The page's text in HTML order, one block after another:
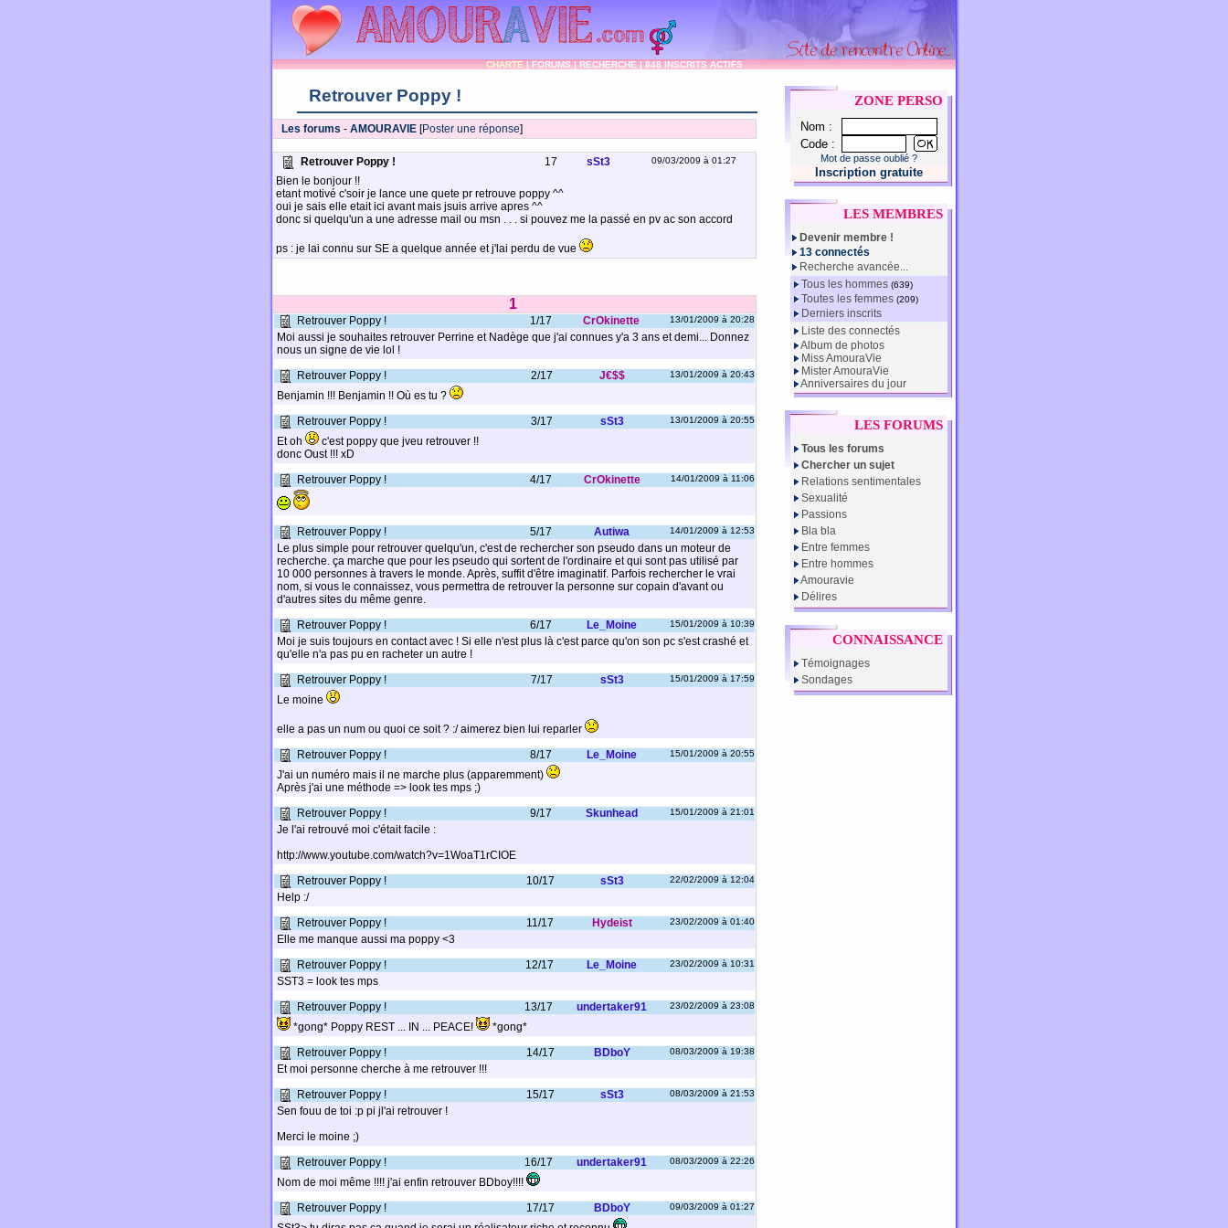
CHARTE|FORUMS|RECHERCHE|848 INSCRITS ACTIFS
Retrouver Poppy !
Les forums - AMOURAVIE [Poster une réponse]
Retrouver Poppy ! 17 sSt3 09/03/2009 à 01:27
Bien le bonjour !!
etant motivé c'soir je lance une quete pr retrouve poppy ^^
oui je sais elle etait ici avant mais jsuis arrive apres ^^
donc si quelqu'un a une adresse mail ou msn . . . si pouvez me la passé en pv ac son accord
ps : je lai connu sur SE a quelque année et j'lai perdu de vue
1
Retrouver Poppy ! 1/17 CrOkinette 13/01/2009 à 20:28
Moi aussi je souhaites retrouver Perrine et Nadège que j'ai connues y'a 3 ans et demi... Donnez
nous un signe de vie lol !
Retrouver Poppy !
2/17 J€$$ 13/01/2009 à 20:43
Benjamin !!! Benjamin !! Où es tu ?
Retrouver Poppy !
3/17 sSt3 13/01/2009 à 20:55
Et oh
c'est poppy que jveu retrouver !!
donc Oust !!! xD
Retrouver Poppy !
4/17 CrOkinette 14/01/2009 à 11:06
Retrouver Poppy ! 5/17 Autiwa 14/01/2009 à 12:53
Le plus simple pour retrouver quelqu'un, c'est de rechercher son pseudo dans un moteur de
recherche. ça marche que pour les pseudo qui sortent de l'ordinaire et qui sont pas utilisé par
10 000 personnes à travers le monde. Après, suffit d'être imaginatif. Parfois rechercher le vrai
nom, si vous le connaissez, vous permettra de retrouver la personne sur copain d'avant ou
d'autres sites du même genre.
Retrouver Poppy !
6/17 Le_Moine 15/01/2009 à 10:39
Moi je suis toujours en contact avec ! Si elle n'est plus là c'est parce qu'on son pc s'est crashé et
qu'elle n'a pas pu en racheter un autre !
Retrouver Poppy !
7/17 sSt3 15/01/2009 à 17:59
Le moine
elle a pas un num ou quoi ce soit ? :/ aimerez bien lui reparler
Retrouver Poppy !
8/17 Le_Moine 15/01/2009 à 20:55
J'ai un numéro mais il ne marche plus (apparemment)
Après j'ai une méthode => look tes mps ;)
Retrouver Poppy !
9/17 Skunhead 15/01/2009 à 21:01
Je l'ai retrouvé moi c'était facile :
http://www.youtube.com/watch?v=1WoaT1rCIOE
Retrouver Poppy !
10/17 sSt3 22/02/2009 à 12:04
Help :/
Retrouver Poppy !
11/17 Hydeist 23/02/2009 à 01:40
Elle me manque aussi ma poppy <3
Retrouver Poppy !
12/17 Le_Moine 23/02/2009 à 10:31
SST3 = look tes mps
Retrouver Poppy !
13/17 undertaker91 23/02/2009 à 23:08
*gong* Poppy REST ... IN ... PEACE!
*gong*
Retrouver Poppy !
14/17 BDboY 08/03/2009 à 19:38
Et moi personne cherche à me retrouver !!!
Retrouver Poppy !
15/17 sSt3 08/03/2009 à 21:53
Sen fouu de toi :p pi jl'ai retrouver !
Merci le moine ;)
Retrouver Poppy !
16/17 undertaker91 08/03/2009 à 22:26
Nom de moi même !!!! j'ai enfin retrouver BDboy!!!!
Retrouver Poppy !
17/17 BDboY 09/03/2009 à 01:27
ZONE PERSO
Nom :
Code :
Mot de passe oublié ?
Inscription gratuite
LES MEMBRES
Devenir membre !
13 connectés
Recherche avancée...
Tous les hommes (639)
Toutes les femmes (209)
Derniers inscrits
Liste des connectés
Album de photos
Miss AmouraVie
Mister AmouraVie
Anniversaires du jour
LES FORUMS
Tous les forums
Chercher un sujet
Relations sentimentales
Sexualité
Passions
Bla bla
Entre femmes
Entre hommes
Amouravie
Délires
CONNAISSANCE
Témoignages
Sondages